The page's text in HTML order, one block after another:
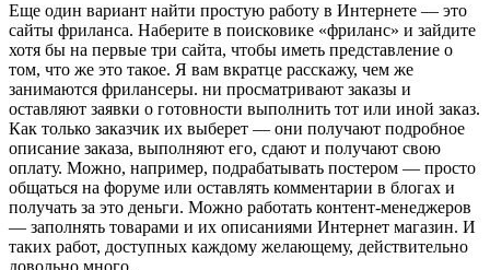
Еще один вариант найти простую работу в Интернете — это
сайты фриланса. Наберите в поисковике «фриланс» и зайдите
хотя бы на первые три сайта, чтобы иметь представление о
том, что же это такое. Я вам вкратце расскажу, чем же
занимаются фрилансеры. ни просматривают заказы и
оставляют заявки о готовности выполнить тот или иной заказ.
Как только заказчик их выберет — они получают подробное
описание заказа, выполняют его, сдают и получают свою
оплату. Можно, например, подрабатывать постером — просто
общаться на форуме или оставлять комментарии в блогах и
получать за это деньги. Можно работать контент-менеджеров
— заполнять товарами и их описаниями Интернет магазин. И
таких работ, доступных каждому желающему, действительно